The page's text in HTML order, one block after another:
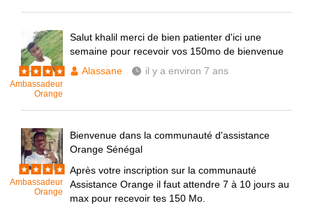
Ambassadeur
Orange
Salut khalil merci de bien patienter d'ici une
semaine pour recevoir vos 150mo de bienvenue
Alassane
il y a environ 7 ans
Ambassadeur
Orange
Bienvenue dans la communauté d'assistance
Orange Sénégal
Après votre inscription sur la communauté
Assistance Orange il faut attendre 7 à 10 jours au
max pour recevoir tes 150 Mo.